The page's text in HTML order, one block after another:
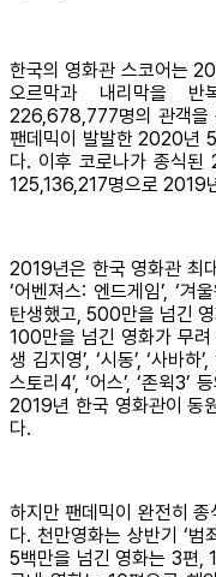
한국의 영화관 스코어는
오르막과 내리막을
226,678,777명의 관객을
팬데믹이 발발한 2020년
다. 이후 코로나가 종식
125,136,217명으로 2019
2019년은 한국 영화관 최대
‘어벤져스: 엔드게임’, ‘겨
탄생했고, 500만을 넘긴 영
100만을 넘긴 영화가 무려
생 김지영’, ‘시동’, ‘사바하
스토리4’, ‘어스’, ‘존윅3’
2019년 한국 영화관이 동
다.
하지만 팬데믹이 완전히
다. 천만영화는 상반기 ‘범
5백만을 넘긴 영화는 3편,